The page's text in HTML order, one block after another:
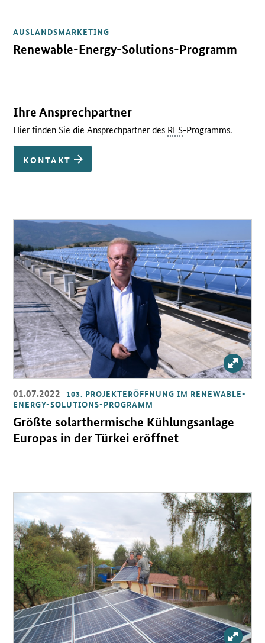
AUSLANDSMARKETING
Renewable-Energy-Solutions-Programm
Öffnet Einzelsicht
Ihre Ansprechpartner
Hier finden Sie die Ansprechpartner des RES-Programms.
KONTAKT
Bild
01.07.2022 103. PROJEKTERÖFFNUNG IM RENEWABLE-
ENERGY-SOLUTIONS-PROGRAMM
Größte solarthermische Kühlungsanlage
Europas in der Türkei eröffnet
Öffnet Einzelsicht
Bild